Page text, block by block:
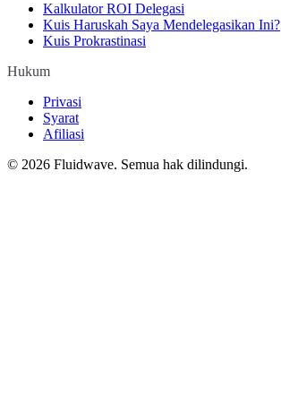
Kalkulator ROI Delegasi
Kuis Haruskah Saya Mendelegasikan Ini?
Kuis Prokrastinasi
Hukum
Privasi
Syarat
Afiliasi
© 2026 Fluidwave. Semua hak dilindungi.